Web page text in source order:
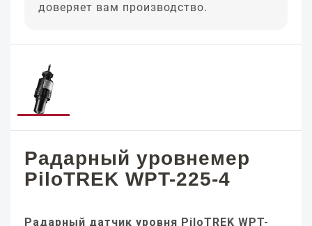
доверяет вам производство.
Радарный уровнемер
PiloTREK WPT-225-4
Радарный датчик уровня PiloTREK WPT-